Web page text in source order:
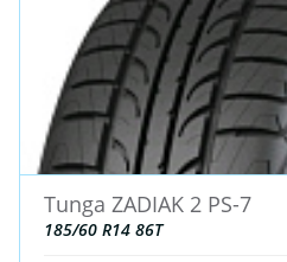
Tunga ZADIAK 2 PS-7
185/60 R14 86T